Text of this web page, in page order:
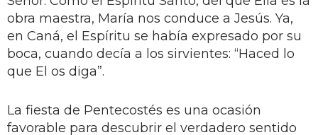
obra maestra, María nos conduce a Jesús. Ya,
en Caná, el Espíritu se había expresado por su
boca, cuando decía a los sirvientes: “Haced lo
que El os diga”.
La fiesta de Pentecostés es una ocasión
favorable para descubrir el verdadero sentido